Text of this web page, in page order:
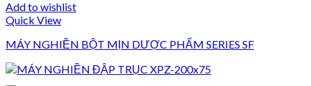
Add to wishlist
Quick View
MÁY NGHIỀN BỘT MỊN DƯỢC PHẨM SERIES SF